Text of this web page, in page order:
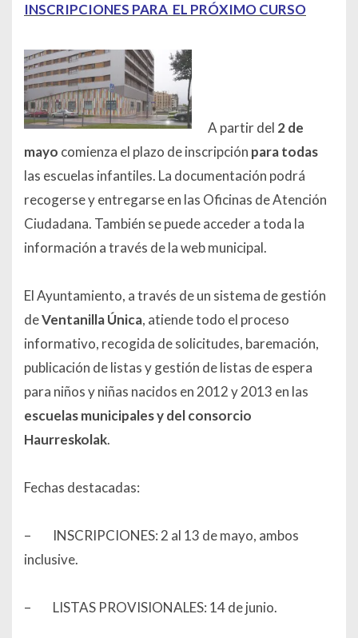
INSCRIPCIONES PARA EL PRÓXIMO CURSO
A partir del 2 de
mayo comienza el plazo de inscripción para todas
las escuelas infantiles. La documentación podrá
recogerse y entregarse en las Oficinas de Atención
Ciudadana. También se puede acceder a toda la
información a través de la web municipal.
El Ayuntamiento, a través de un sistema de gestión
deVentanilla Única, atiende todo el proceso
informativo, recogida de solicitudes, baremación,
publicación de listas y gestión de listas de espera
para niños y niñas nacidos en 2012 y 2013 en las
escuelas municipales y del consorcio
Haurreskolak.
Fechas destacadas:
– INSCRIPCIONES: 2 al 13 de mayo, ambos
inclusive.
– LISTAS PROVISIONALES: 14 de junio.